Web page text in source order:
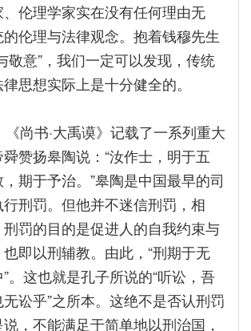
伦理学家实在没有任何理由无
伦理与法律观念。抱着钱穆先生
敬意”，我们一定可以发现，传统
思想实际上是十分健全的。
尚书·大禹谟》记载了一系列重大
赞扬皋陶说：“汝作士，明于五
期于予治。”皋陶是中国最早的司
刑罚。但他并不迷信刑罚，相
罚的目的是促进人的自我约束与
即以刑辅教。由此，“刑期于无
。这也就是孔子所说的“听讼，吾
讼乎”之所本。这绝不是否认刑罚
，不能满足于简单地以刑治国，